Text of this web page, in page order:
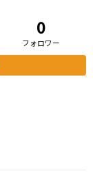
0
フォロワー